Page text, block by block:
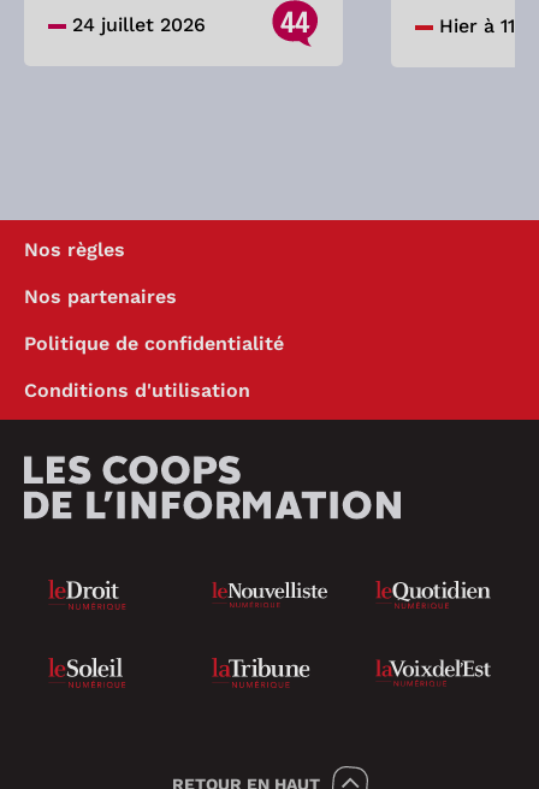
24 juillet 2026 44 Hier à
Nos règles
Nos partenaires
Politique de confidentialité
Conditions d'utilisation
RETOUR EN HAUT